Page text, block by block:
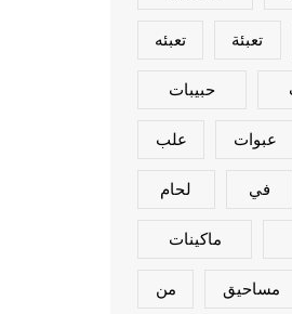
تعبئة تعبئه
حبيبات
عبوات علب
في لحام
ماكينات
مساحيق من